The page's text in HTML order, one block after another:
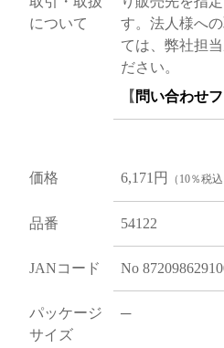
について
す。法人様へ
ては、弊社担
ださい。
【 問い合わせ
価格 6,171円 （10％税込
品番 54122
JANコード No
パッケージ
サイズ
─